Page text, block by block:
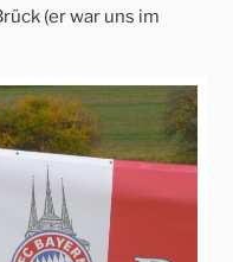
(er war uns im